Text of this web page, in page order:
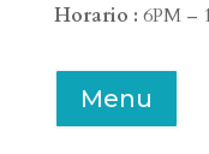
Horario : 6PM –
Menu